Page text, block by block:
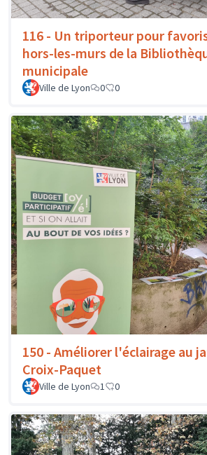
116 - Un triporteur pour
hors-les-murs de la
municipale
Ville de Lyon 0 0
150 - Améliorer l'éclairage au
Croix-Paquet
Ville de Lyon 1 0